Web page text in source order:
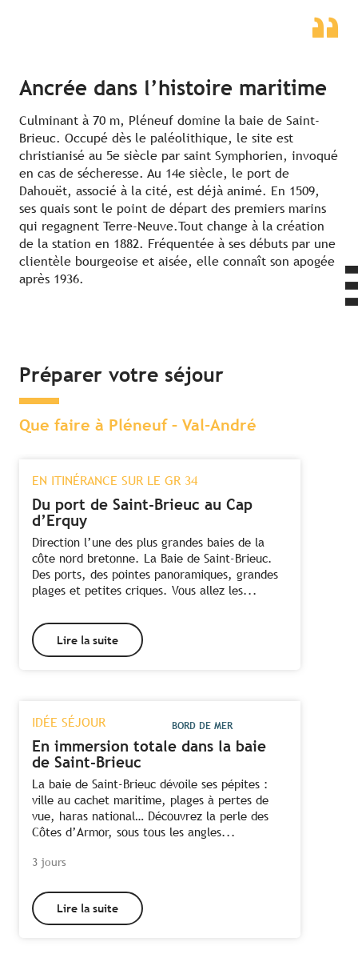
Ancrée dans l’histoire maritime
Culminant à 70 m, Pléneuf domine la baie de Saint-
Brieuc. Occupé dès le paléolithique, le site est
christianisé au 5e siècle par saint Symphorien, invoqué
en cas de sécheresse. Au 14e siècle, le port de
Dahouët, associé à la cité, est déjà animé. En 1509,
ses quais sont le point de départ des premiers marins
qui regagnent Terre-Neuve.Tout change à la création
de la station en 1882. Fréquentée à ses débuts par une
clientèle bourgeoise et aisée, elle connaît son apogée
après 1936.
Préparer votre séjour
Que faire à Pléneuf – Val-André
EN ITINÉRANCE SUR LE GR 34
Du port de Saint-Brieuc au Cap
d’Erquy
Direction l’une des plus grandes baies de la
côte nord bretonne. La Baie de Saint-Brieuc.
Des ports, des pointes panoramiques, grandes
plages et petites criques. Vous allez les...
Lire la suite
BORD DE MER
3 jours
IDÉE SÉJOUR
En immersion totale dans la baie
de Saint-Brieuc
La baie de Saint-Brieuc dévoile ses pépites :
ville au cachet maritime, plages à pertes de
vue, haras national… Découvrez la perle des
Côtes d’Armor, sous tous les angles...
Lire la suite
Tous les hébergements à Pléneuf – Val-
André
Toutes les activités à Pléneuf – Val-